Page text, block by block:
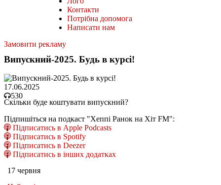
Контакти
Потрібна допомога
Написати нам
Замовити рекламу
Випускний-2025. Будь в курсі!
17.06.2025
530
Скільки буде коштувати випускний?
Підпишіться на подкаст "Хеппі Ранок на Хіт FM":
Підписатись в Apple Podcasts
Підписатись в Spotify
Підписатись в Deezer
Підписатись в інших додатках
17 червня